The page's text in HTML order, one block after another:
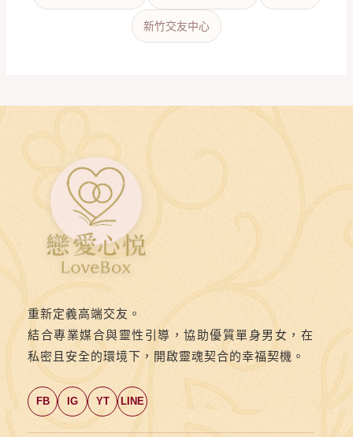
新竹交友中心
重新定義高端交友。
結合專業媒合與靈性引導，協助優質單身男女，在
私密且安全的環境下，開啟靈魂契合的幸福契機。
FB IG YT LINE